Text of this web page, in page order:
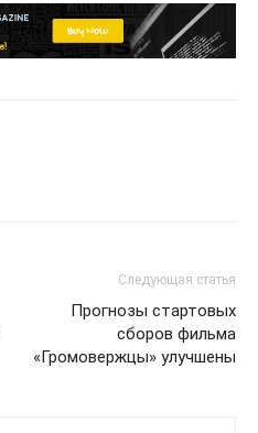
Следующая статья
Прогнозы стартовых
сборов фильма
«Громовержцы» улучшены